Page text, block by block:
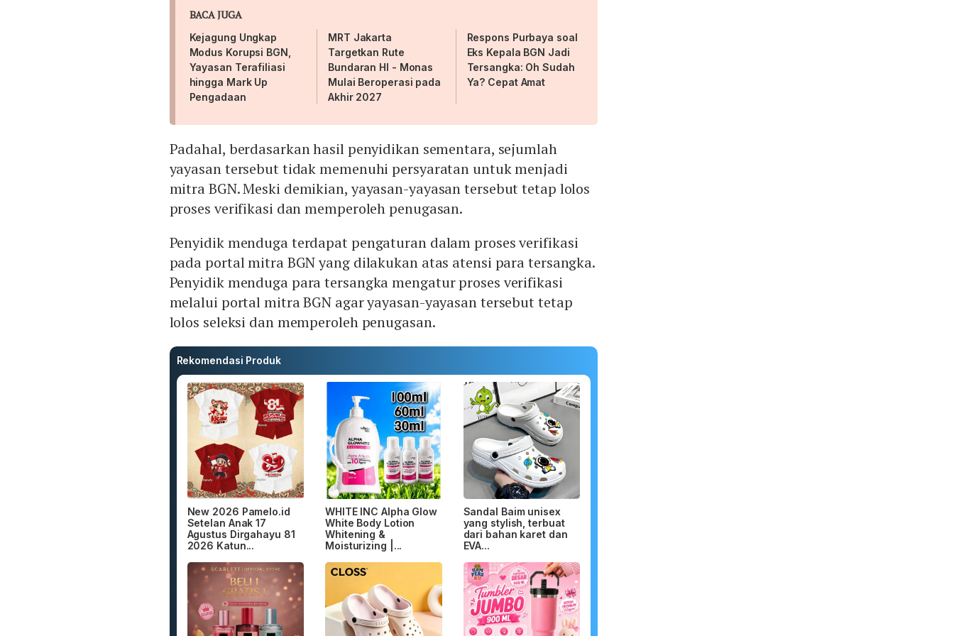
BACA JUGA
Kejagung Ungkap
Modus Korupsi BGN,
Yayasan Terafiliasi
hingga Mark Up
Pengadaan
MRT Jakarta
Targetkan Rute
Bundaran HI - Monas
Mulai Beroperasi pada
Akhir 2027
Respons Purbaya soal
Eks Kepala BGN Jadi
Tersangka: Oh Sudah
Ya? Cepat Amat
Padahal, berdasarkan hasil penyidikan sementara, sejumlah
yayasan tersebut tidak memenuhi persyaratan untuk menjadi
mitra BGN. Meski demikian, yayasan-yayasan tersebut tetap lolos
proses verifikasi dan memperoleh penugasan.
Penyidik menduga terdapat pengaturan dalam proses verifikasi
pada portal mitra BGN yang dilakukan atas atensi para tersangka.
Penyidik menduga para tersangka mengatur proses verifikasi
melalui portal mitra BGN agar yayasan-yayasan tersebut tetap
lolos seleksi dan memperoleh penugasan.
Rekomendasi Produk
New 2026 Pamelo.id
Setelan Anak 17
Agustus Dirgahayu 81
2026 Katun...
WHITE INC Alpha Glow
White Body Lotion
Whitening &
Moisturizing |...
Sandal Baim unisex
yang stylish, terbuat
dari bahan karet dan
EVA...